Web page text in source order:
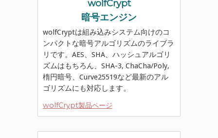
wolfCrypt
暗号エンジン
wolfCryptは組み込みシステム向けのコ
ンパクトな暗号アルゴリズムのライブラ
リです。AES、SHA、ハッシュアルゴリ
ズムはもちろん、SHA-3, ChaCha/Poly,
楕円暗号、Curve25519など最新のアル
ゴリズムにも対応します。
wolfCrypt製品ページ